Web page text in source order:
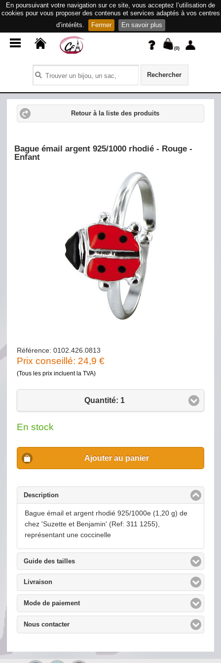
En poursuivant votre navigation sur ce site, vous acceptez l’utilisation de
cookies pour vous proposer des contenus et services adaptés à vos centres
d’intérêts.
Fermer En savoir plus
(0)
Rechercher
Retour à la liste des produits
Bague émail argent 925/1000 rhodié - Rouge -
Enfant
Référence: 0102.426.0813
Prix conseillé: 24,9 €
(Tous les prix incluent la TVA)
Quantité: 1
En stock
Ajouter au panier
Descriptionclick to collapse contents
Bague émail et argent rhodié 925/1000e (1,20 g) de
chez 'Suzette et Benjamin' (Ref: 311 1255),
représentant une coccinelle
Guide des taillesclick to expand contents
Livraisonclick to expand contents
Mode de paiementclick to expand contents
Nous contacterclick to expand contents